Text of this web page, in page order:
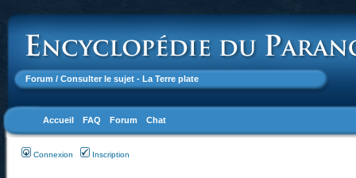
Forum / Consulter le sujet - La Terre plate
Accueil FAQ Forum Chat
Connexion Inscription